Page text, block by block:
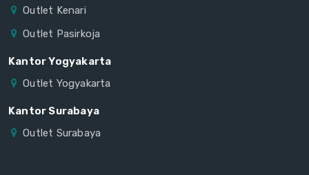
Outlet Kenari
Outlet Pasirkoja
Kantor Yogyakarta
Outlet Yogyakarta
Kantor Surabaya
Outlet Surabaya